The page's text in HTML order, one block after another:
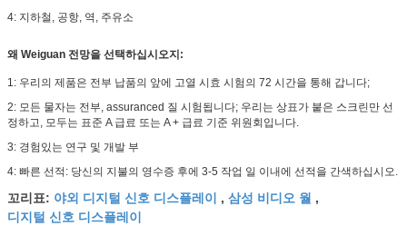
4: 지하철, 공항, 역, 주유소
왜 Weiguan 전망을 선택하십시오지:
1: 우리의 제품은 전부 납품의 앞에 고열 시효 시험의 72 시간을 통해 갑니다;
2: 모든 물자는 전부, assuranced 질 시험됩니다; 우리는 상표가 붙은 스크린만 선
정하고, 모두는 표준 A 급료 또는 A + 급료 기준 위원회입니다.
3: 경험있는 연구 및 개발 부
4: 빠른 선적: 당신의 지불의 영수증 후에 3-5 작업 일 이내에 선적을 간색하십시오.
꼬리표: 야외 디지털 신호 디스플레이 , 삼성 비디오 월 ,
디지털 신호 디스플레이